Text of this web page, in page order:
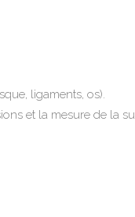
ligaments, os).
et la mesure de la